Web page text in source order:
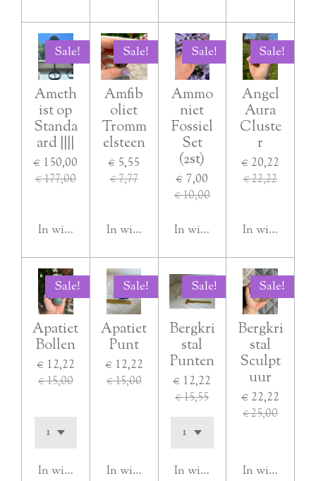
Sale!
Ameth
ist op
Standa
ard ||||
€ 150,00
€ 177,00
In winkelwagen
Sale!
Amfib
oliet
Tromm
elsteen
€ 5,55
€ 7,77
In winkelwagen
Sale!
Ammo
niet
Fossiel
Set
(2st)
€ 7,00
€ 10,00
In winkelwagen
Sale!
Angel
Aura
Cluste
r
€ 20,22
€ 22,22
In
Sale!
Apatiet
Bollen
€ 12,22
€ 15,00
In winkelwagen
Sale!
Apatiet
Punt
€ 12,22
€ 15,00
In winkelwagen
Sale!
Bergkri
stal
Punten
€ 12,22
€ 15,55
In winkelwagen
Sale!
Bergkri
stal
Sculpt
uur
€ 22,22
€ 25,00
In